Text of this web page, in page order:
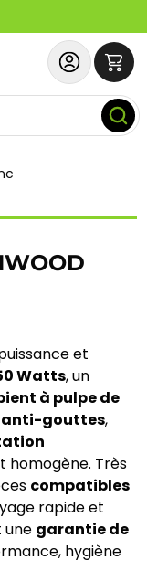
et
Watts, un
à pulpe de
anti-gouttes,
homogène. Très
compatibles
rapide et
une garantie de
hygiène